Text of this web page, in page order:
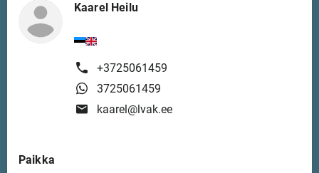
Kaarel Heilu
+3725061459
3725061459
kaarel@lvak.ee
Paikka